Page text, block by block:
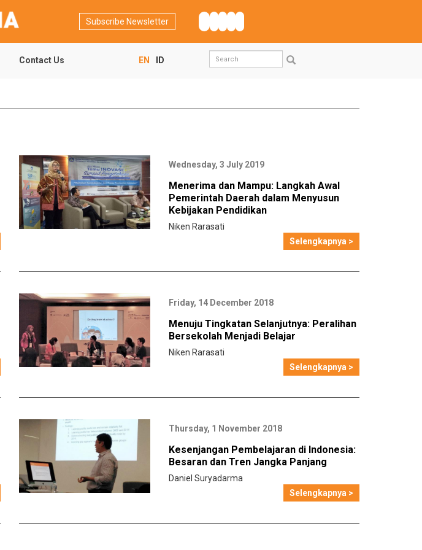
Subscribe Newsletter
Contact Us EN ID
Search
Wednesday, 3 July 2019
Menerima dan Mampu: Langkah Awal
Pemerintah Daerah dalam Menyusun
Kebijakan Pendidikan
Niken Rarasati
Selengkapnya >
Friday, 14 December 2018
Menuju Tingkatan Selanjutnya: Peralihan
Bersekolah Menjadi Belajar
Niken Rarasati
Selengkapnya >
Thursday, 1 November 2018
Kesenjangan Pembelajaran di Indonesia:
Besaran dan Tren Jangka Panjang
Daniel Suryadarma
Selengkapnya >